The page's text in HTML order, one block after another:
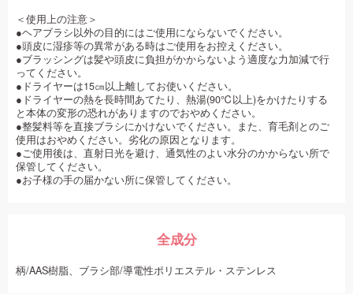
＜使用上の注意＞
●ヘアブラシ以外の目的にはご使用にならないでください。
●頭皮に湿疹等の異常がある時はご使用をお控えください。
●ブラッシングは髪や頭皮に負担がかからないよう適度な力加減で行
ってください。
●ドライヤーは15㎝以上離してお使いください。
●ドライヤーの熱を長時間あてたり、熱湯(90℃以上)をかけたりする
と本体の変形の恐れがありますのでおやめください。
●整髪料等を直接ブラシにかけないでください。また、育毛剤とのご
使用はおやめください。劣化の原因となります。
●ご使用後は、直射日光を避け、通気性のよい水分のかからない所で
保管してください。
●お子様の手の届かない所に保管してください。
全成分
柄/AAS樹脂、ブラシ部/導電性ポリエステル・ステンレス